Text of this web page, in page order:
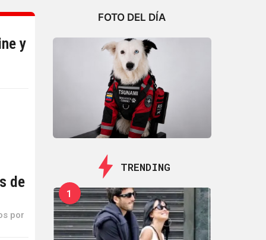
y
de
por
FOTO DEL DÍA
TRENDING
1